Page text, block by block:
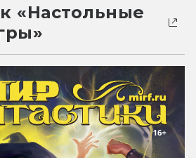
«Настольные